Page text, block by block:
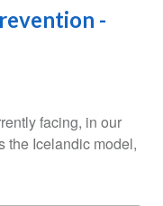
-
facing, in our
the Icelandic model,